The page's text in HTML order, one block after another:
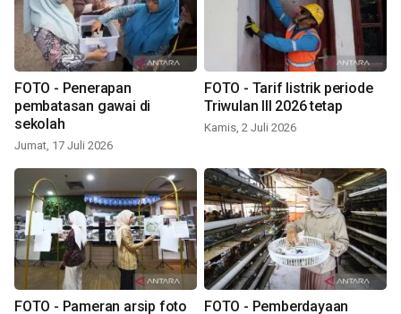
FOTO - Penerapan
pembatasan gawai di
sekolah
Jumat, 17 Juli 2026
FOTO - Tarif listrik periode
Triwulan III 2026 tetap
Kamis, 2 Juli 2026
FOTO - Pameran arsip foto
FOTO - Pemberdayaan